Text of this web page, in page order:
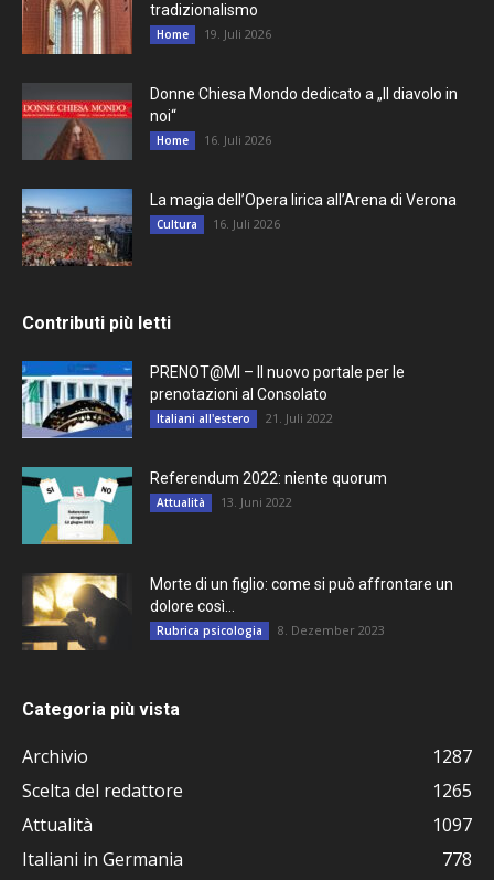
tradizionalismo
Home 19. Juli 2026
Donne Chiesa Mondo dedicato a „Il diavolo in
noi“
Home 16. Juli 2026
La magia dell’Opera lirica all’Arena di Verona
Cultura 16. Juli 2026
Contributi più letti
PRENOT@MI – Il nuovo portale per le
prenotazioni al Consolato
Italiani all'estero 21. Juli 2022
Referendum 2022: niente quorum
Attualità 13. Juni 2022
Morte di un figlio: come si può affrontare un
dolore così...
Rubrica psicologia 8. Dezember 2023
Categoria più vista
Archivio
1287
Scelta del redattore
1265
Attualità
1097
Italiani in Germania
778